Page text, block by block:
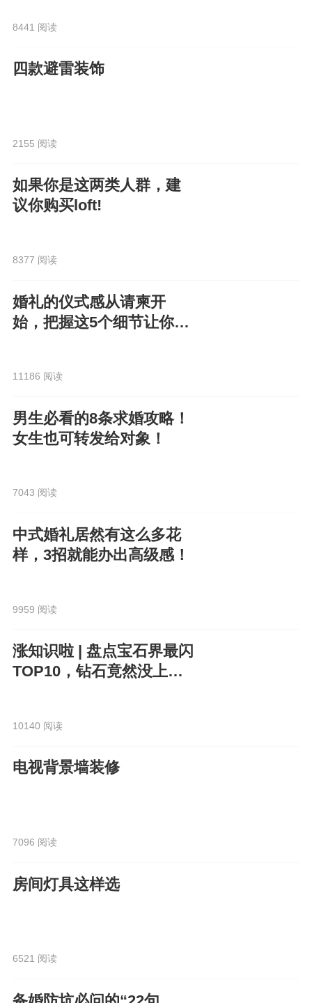
8441 阅读
四款避雷装饰
2155 阅读
如果你是这两类人群，建
议你购买loft!
8377 阅读
婚礼的仪式感从请柬开
始，把握这5个细节让你的
11186 阅读
男生必看的8条求婚攻略！
女生也可转发给对象！
7043 阅读
中式婚礼居然有这么多花
样，3招就能办出高级感！
9959 阅读
涨知识啦 | 盘点宝石界最闪
TOP10，钻石竟然没上
10140 阅读
电视背景墙装修
7096 阅读
房间灯具这样选
6521 阅读